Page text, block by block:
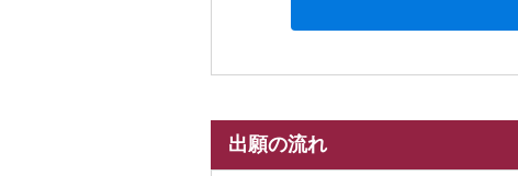
出願の流れ